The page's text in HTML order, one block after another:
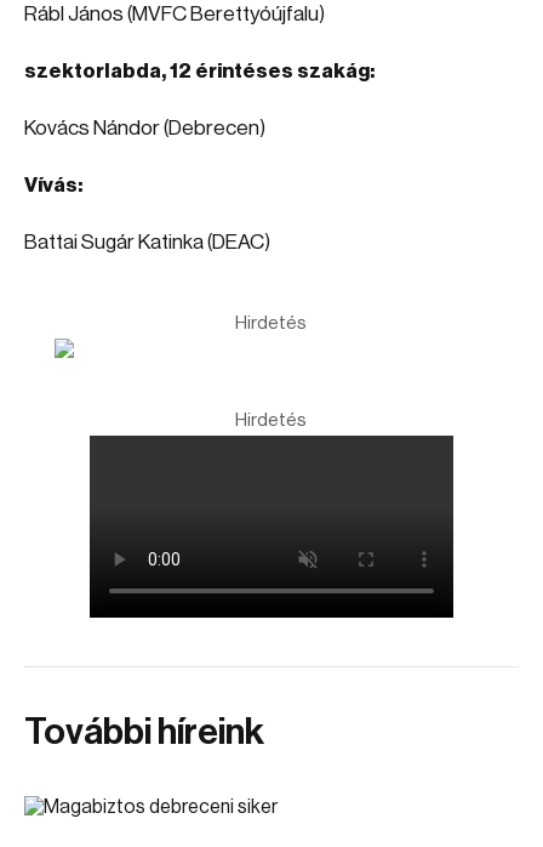
Rábl János (MVFC Berettyóújfalu)
szektorlabda, 12 érintéses szakág:
Kovács Nándor (Debrecen)
Vívás:
Battai Sugár Katinka (DEAC)
Hirdetés
Hirdetés
További híreink